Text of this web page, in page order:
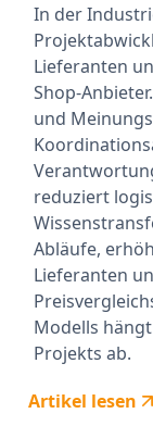
In der
Lieferanten
Shop-
und
reduziert
Abläufe,
Lieferanten
Modells
Projekts ab.
Artikel lesen